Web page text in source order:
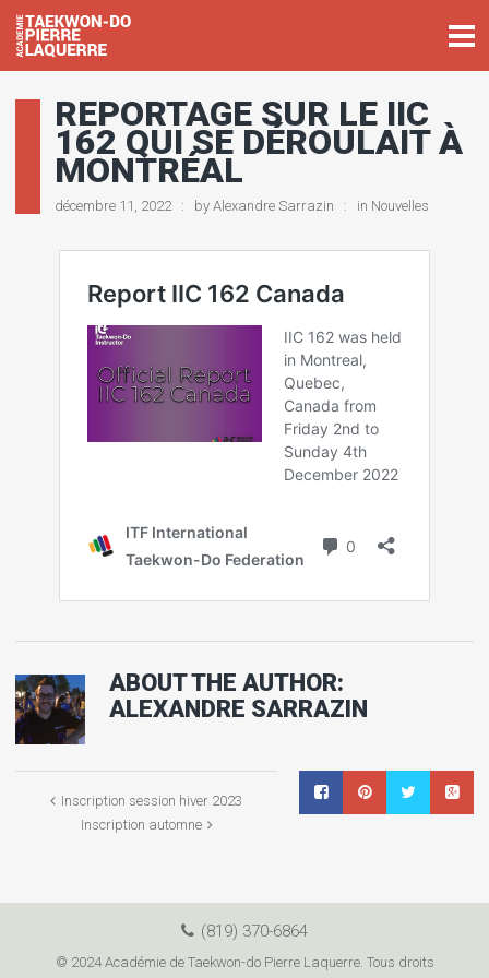
REPORTAGE SUR LE IIC
162 QUI SE DÉROULAIT À
MONTRÉAL
décembre 11, 2022 by Alexandre Sarrazin in Nouvelles
ABOUT THE AUTHOR:
ALEXANDRE SARRAZIN
Inscription session hiver 2023
Inscription automne
(819) 370-6864
© 2024 Académie de Taekwon-do Pierre Laquerre. Tous droits